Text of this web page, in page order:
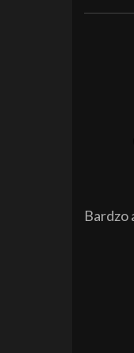
Bardzo